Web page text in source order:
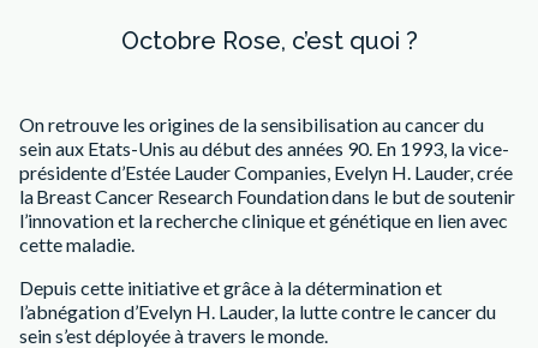
Octobre Rose, c’est quoi ?
On retrouve les origines de la sensibilisation au cancer du
sein aux Etats-Unis au début des années 90. En 1993, la vice-
présidente d’Estée Lauder Companies, Evelyn H. Lauder, crée
la Breast Cancer Research Foundation dans le but de soutenir
l’innovation et la recherche clinique et génétique en lien avec
cette maladie.
Depuis cette initiative et grâce à la détermination et
l’abnégation d’Evelyn H. Lauder, la lutte contre le cancer du
sein s’est déployée à travers le monde.